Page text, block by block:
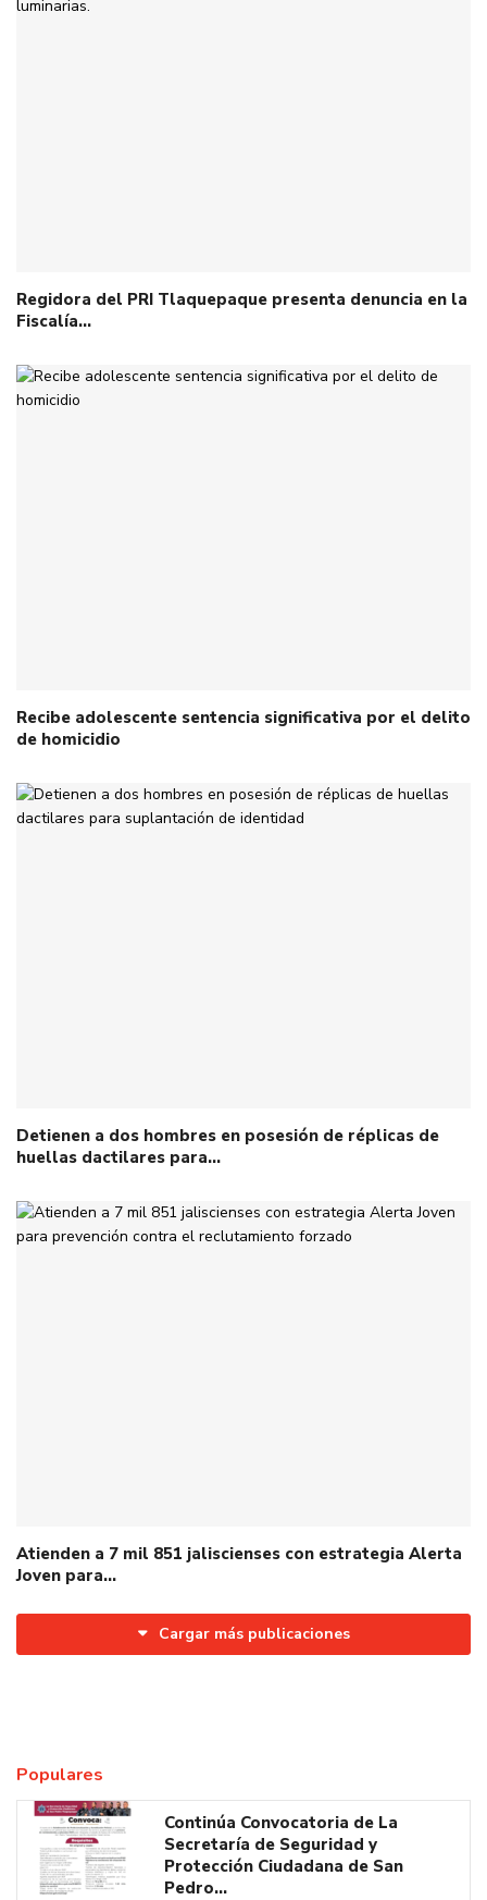
Regidora del PRI Tlaquepaque presenta denuncia en la
Fiscalía…
Recibe adolescente sentencia significativa por el delito
de homicidio
Detienen a dos hombres en posesión de réplicas de
huellas dactilares para…
Atienden a 7 mil 851 jaliscienses con estrategia Alerta
Joven para…
Cargar más publicaciones
Populares
Continúa Convocatoria de La
Secretaría de Seguridad y
Protección Ciudadana de San
Pedro…